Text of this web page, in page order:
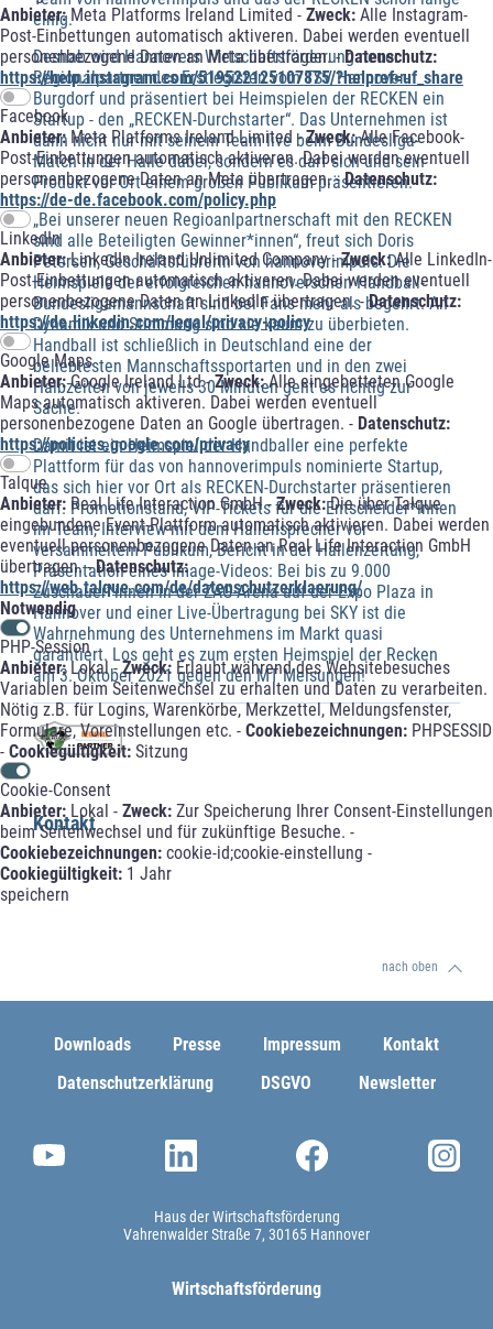
Anbieter:Meta Platforms Ireland Limited - Zweck: Alle Instagram-
Post-Einbettungen automatisch aktiveren. Dabei werden eventuell
personenbezogene Daten an Meta übertragen. -Datenschutz:
https://help.instagram.com/519522125107875/?helpref=uf_share
Facebook
Anbieter:Meta Platforms Ireland Limited -Zweck:Alle Facebook-
Post-Einbettungen automatisch aktiveren. Dabei werden eventuell
personenbezogene Daten an Meta übertragen. -Datenschutz:
https://de-de.facebook.com/policy.php
LinkedIn
Anbieter:LinkedIn Ireland Unlimited Company -Zweck:Alle LinkedIn-
Post-Einbettungen automatisch aktiveren. Dabei werden eventuell
personenbezogene Daten an LinkedIn übertragen. -Datenschutz:
https://de.linkedin.com/legal/privacy-policy
Google Maps
Anbieter:Google Ireland Ltd -Zweck:Alle eingebetteten Google
Maps automatisch aktiveren. Dabei werden eventuell
personenbezogene Daten an Google übertragen. - Datenschutz:
https://policies.google.com/privacy
Talque
Anbieter: Real Life Interaction GmbH -Zweck:Die über Talque
eingebundene Event-Plattform automatisch aktivieren. Dabei werden
eventuell personenbezogene Daten an Real Life Interaction GmbH
übertragen. -Datenschutz:
https://web.talque.com/de/datenschutzerklaerung/
Notwendig
PHP-Session
Anbieter:Lokal -Zweck: Erlaubt während des Websitebesuches
Variablen beim Seitenwechsel zu erhalten und Daten zu verarbeiten.
Nötig z.B. für Logins, Warenkörbe, Merkzettel, Meldungsfenster,
Formulare, Voreinstellungen etc. - Cookiebezeichnungen: PHPSESSID
- Cookiegültigkeit: Sitzung
Cookie-Consent
Anbieter: Lokal - Zweck: Zur Speicherung Ihrer Consent-Einstellungen
beim Seitenwechsel und für zukünftige Besuche. -
Cookiebezeichnungen: cookie-id;cookie-einstellung -
Cookiegültigkeit: 1 Jahr
speichern
einig.
Deshab wird Hannovers Wirtschaftsförderung neuer
Regionalpartner des Erstlegisten vom TSV Hannover-
Burgdorf und präsentiert bei Heimspielen der RECKEN ein
Startup - den „RECKEN-Durchstarter“. Das Unternehmen ist
dann nicht nur mit seinem Team live beim Bundesliga-
Match in der Halle dabei, sondern es darf sich und sein
Produkt vor Ort einem großen Publikum präsentieren.
„Bei unserer neuen Regioanlpartnerschaft mit den RECKEN
sind alle Beteiligten Gewinner*innen“, freut sich Doris
Petersen, Geschäftsführerin von hannoverimpuls. Die
Heimspiele der erfolgreichen hannoverschen Handball-
Bundesligamannschaft sind bei Fans mehr als begehrt. An
Dynamik und Stimmung sind sie kaum zu überbieten.
Handball ist schließlich in Deutschland eine der
beliebtesten Mannschaftssportarten und in den zwei
Halbzeiten von jeweils 30 Minuten geht es richtig zur
Sache.
Damit ist ein Heimspiel der Handballer eine perfekte
Plattform für das von hannoverimpuls nominierte Startup,
das sich hier vor Ort als RECKEN-Durchstarter präsentieren
darf. Promotionstand, VIP-Tickets für die Entscheider*innen
im Team, Interview mit dem Hallensprecher vor
versammeltem Publikum, Bericht in der Hallenzeitung,
Präsentation eines Image-Videos: Bei bis zu 9.000
Zuschauer*innen in der ZAG-Arena auf der Expo Plaza in
Hannover und einer Live-Übertragung bei SKY ist die
Wahrnehmung des Unternehmens im Markt quasi
garantiert. Los geht es zum ersten Heimspiel der Recken
am 3. Oktober 2021 gegen den MT Melsungen!
Kontakt
nach oben
Downloads Presse Impressum
Kontakt
Datenschutzerklärung
DSGVO Newsletter
Haus der Wirtschaftsförderung
Vahrenwalder Straße 7 30165 Hannover
Wirtschaftsförderung